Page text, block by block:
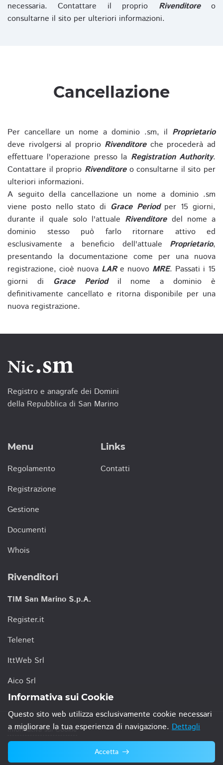
necessaria. Contattare il proprio Rivenditoreo
consultarne il sito per ulteriori informazioni.
Cancellazione
Per cancellare un nome a dominio .sm, il Proprietario
deve rivolgersi al proprio Rivenditoreche procederà ad
effettuare l'operazione presso la Registration Authority.
Contattare il proprio Rivenditoreo consultarne il sito per
ulteriori informazioni.
A seguito della cancellazione un nome a dominio .sm
viene posto nello stato di Grace Periodper 15 giorni,
durante il quale solo l'attuale Rivenditoredel nome a
dominio stesso può farlo ritornare attivo ed
esclusivamente a beneficio dell'attuale Proprietario,
presentando la documentazione come per una nuova
registrazione, cioè nuova LARe nuovo MRE. Passati i 15
giorni di Grace Periodil nome a dominio è
definitivamente cancellato e ritorna disponibile per una
nuova registrazione.
Registro e anagrafe dei Domini
della Repubblica di San Marino
Menu
Regolamento
Registrazione
Gestione
Documenti
Whois
Links
Contatti
Rivenditori
TIM San Marino S.p.A.
Register.it
Telenet
IttWeb Srl
Aico Srl
Informativa sui Cookie
© 2021 TIM San Marino S.p.A.
Informativa sui Cookie
Questo sito web utilizza esclusivamente cookie necessari
a migliorare la tua esperienza di navigazione. Dettagli
Accetta